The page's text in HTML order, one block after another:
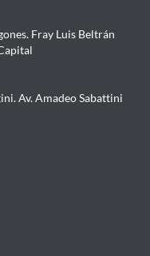
Fray Luis Beltrán
Av. Amadeo Sabattini